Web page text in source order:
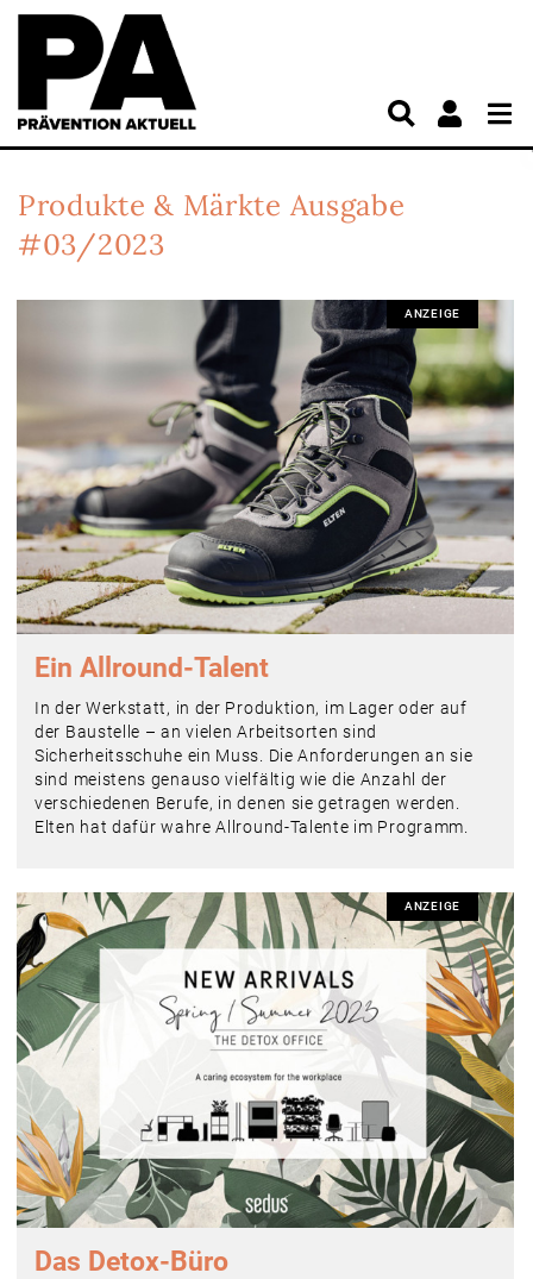
Produkte & Märkte Ausgabe
#03/2023
ANZEIGE
Ein Allround-Talent
In der Werkstatt, in der Produktion, im Lager oder auf
der Baustelle – an vielen Arbeitsorten sind
Sicherheitsschuhe ein Muss. Die Anforderungen an sie
sind meistens genauso vielfältig wie die Anzahl der
verschiedenen Berufe, in denen sie getragen werden.
Elten hat dafür wahre Allround-Talente im Programm.
ANZEIGE
Das Detox-Büro